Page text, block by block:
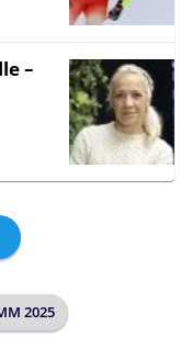
–
2025